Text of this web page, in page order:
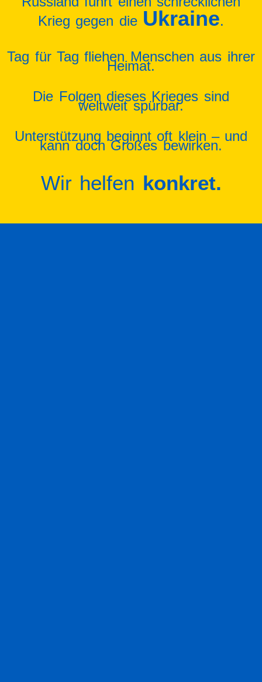
Krieg gegen die Ukraine.
Tag für Tag fliehen Menschen aus ihrer
Heimat.
Die Folgen dieses Krieges sind
weltweit spürbar.
Unterstützung beginnt oft klein – und
kann doch Großes bewirken.
Wir helfen konkret.